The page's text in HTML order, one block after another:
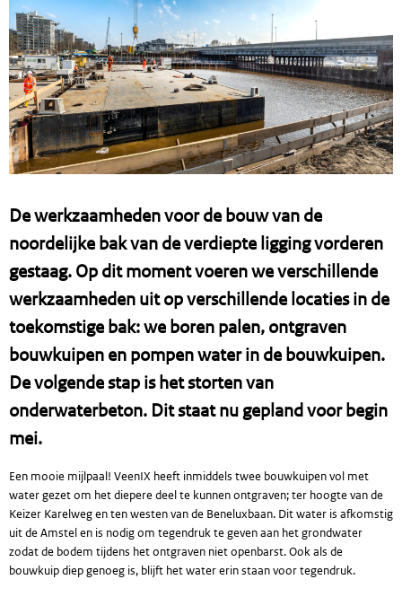
De werkzaamheden voor de bouw van de
noordelijke bak van de verdiepte ligging vorderen
gestaag. Op dit moment voeren we verschillende
werkzaamheden uit op verschillende locaties in de
toekomstige bak: we boren palen, ontgraven
bouwkuipen en pompen water in de bouwkuipen.
De volgende stap is het storten van
onderwaterbeton. Dit staat nu gepland voor begin
mei.
Een mooie mijlpaal! VeenIX heeft inmiddels twee bouwkuipen vol met
water gezet om het diepere deel te kunnen ontgraven; ter hoogte van de
Keizer Karelweg en ten westen van de Beneluxbaan. Dit water is afkomstig
uit de Amstel en is nodig om tegendruk te geven aan het grondwater
zodat de bodem tijdens het ontgraven niet openbarst. Ook als de
bouwkuip diep genoeg is, blijft het water erin staan voor tegendruk.